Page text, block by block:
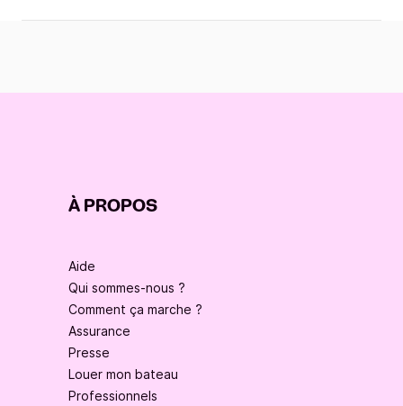
À PROPOS
Aide
Qui sommes-nous ?
Comment ça marche ?
Assurance
Presse
Louer mon bateau
Professionnels